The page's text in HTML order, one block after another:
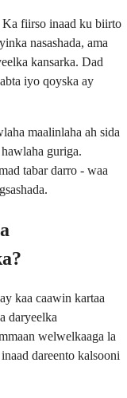
Ka fiirso inaad ku biirto
nasashada, ama
kansarka. Dad
iyo qoyska ay
maalinlaha ah sida
guriga.
tabar darro - waa
kaa caawin kartaa
daryeelka
welwelkaaga la
dareento kalsooni